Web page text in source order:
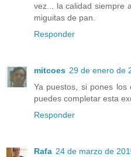
vez... la calidad siempre
miguitas de pan.
Responder
mitcoes 29 de enero de
Ya puestos, si pones
puedes completar esta
Responder
Rafa 24 de marzo de